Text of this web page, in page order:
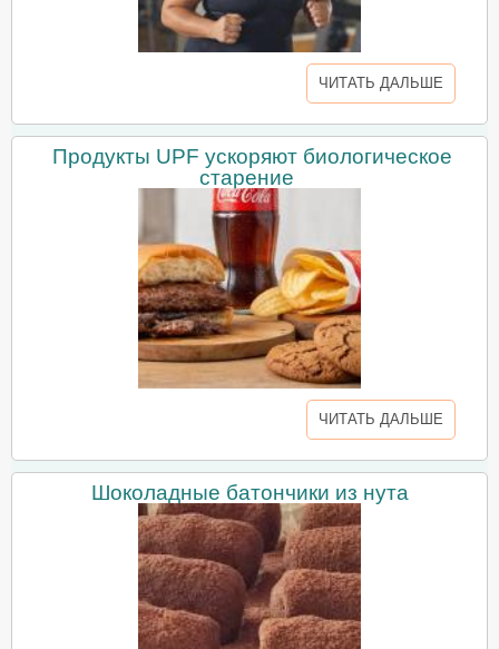
ЧИТАТЬ ДАЛЬШЕ
Продукты UPF ускоряют биологическое
старение
ЧИТАТЬ ДАЛЬШЕ
Шоколадные батончики из нута